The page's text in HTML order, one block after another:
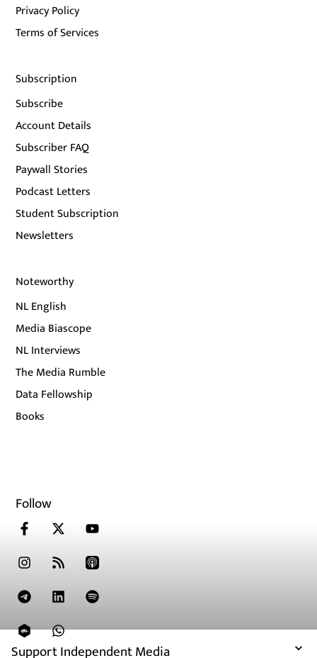
Support Independent Media
Privacy Policy
Terms of Services
Subscription
Subscribe
Account Details
Subscriber FAQ
Paywall Stories
Podcast Letters
Student Subscription
Newsletters
Noteworthy
NL English
Media Biascope
NL Interviews
The Media Rumble
Data Fellowship
Books
Follow